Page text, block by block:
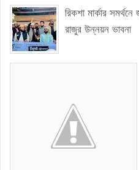
রিকশা মার্কার
রাজুর উন্নয়ন ভাবনা